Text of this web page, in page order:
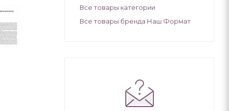
Все товары категории
Все товары бренда Наш Формат